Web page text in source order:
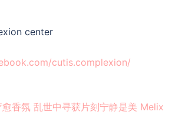
center
cutis.complexion/
愈香氛 乱世中寻获片刻宁静是美 Melix